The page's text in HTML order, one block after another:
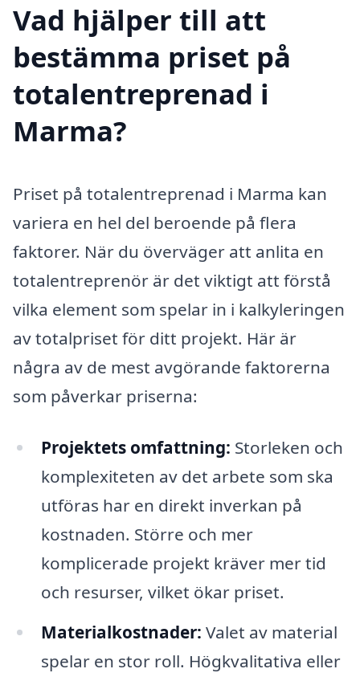
Vad hjälper till att
bestämma priset på
totalentreprenad i
Marma?
Priset på totalentreprenad i Marma kan
variera en hel del beroende på flera
faktorer. När du överväger att anlita en
totalentreprenör är det viktigt att förstå
vilka element som spelar in i kalkyleringen
av totalpriset för ditt projekt. Här är
några av de mest avgörande faktorerna
som påverkar priserna:
Projektets omfattning: Storleken och
komplexiteten av det arbete som ska
utföras har en direkt inverkan på
kostnaden. Större och mer
komplicerade projekt kräver mer tid
och resurser, vilket ökar priset.
Materialkostnader: Valet av material
spelar en stor roll. Högkvalitativa eller